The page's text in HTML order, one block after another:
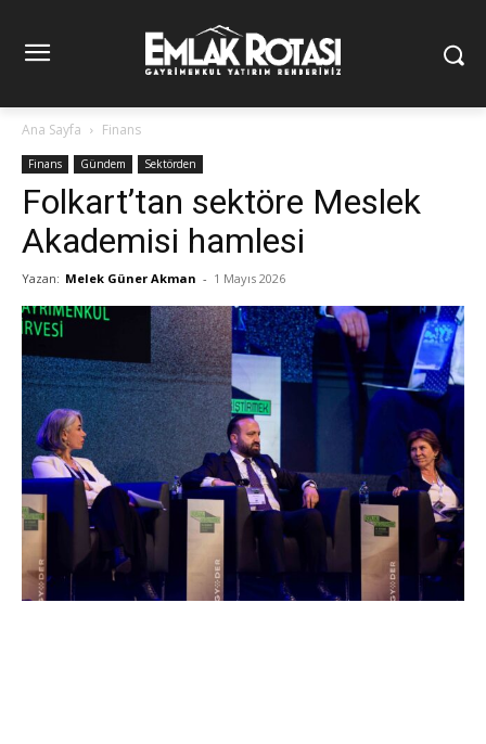
Ana Sayfa Finans
Finans Gündem Sektörden
Folkart’tan sektöre Meslek
Akademisi hamlesi
Yazan: Melek Güner Akman - 1 Mayıs 2026